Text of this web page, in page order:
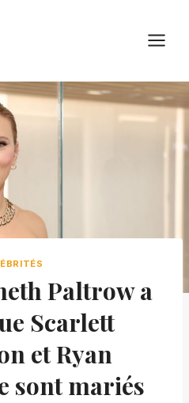
Paltrow a
Scarlett
et Ryan
sont mariés